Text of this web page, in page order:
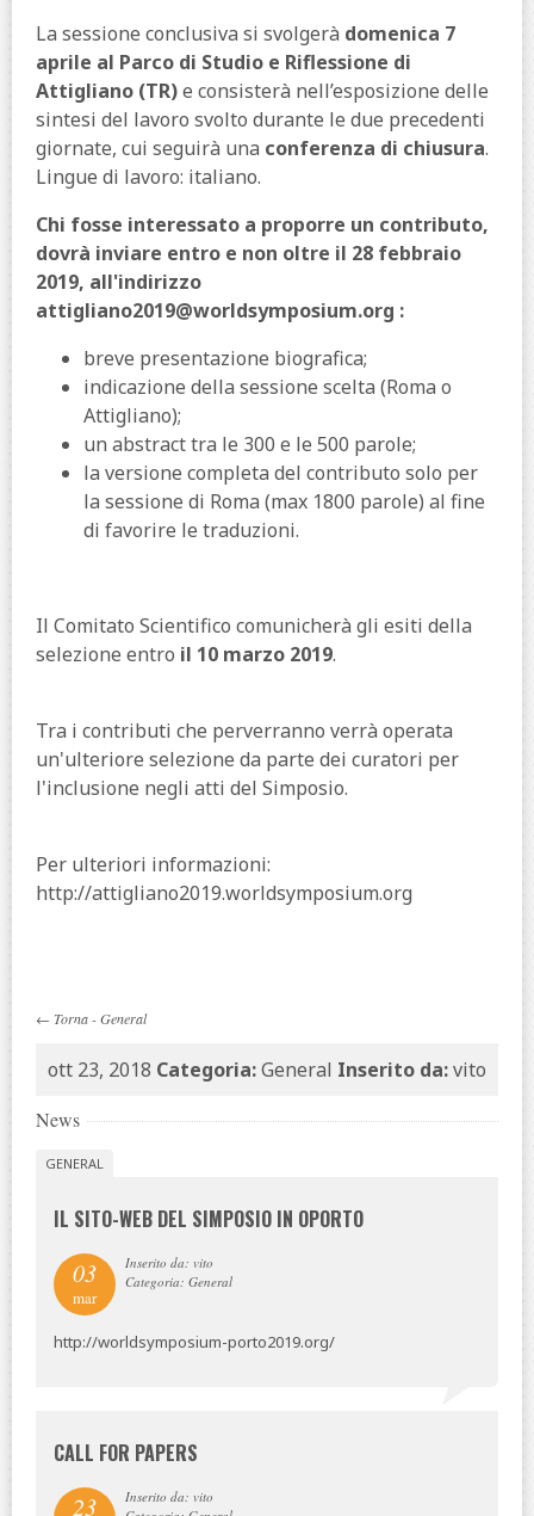
La sessione conclusiva si svolgerà domenica 7
aprile al Parco di Studio e Riflessione di
Attigliano (TR)e consisterà nell’esposizione delle
sintesi del lavoro svolto durante le due precedenti
giornate, cui seguirà una conferenza di chiusura.
Lingue di lavoro: italiano.
Chi fosse interessato a proporre un contributo,
dovrà inviare entro e non oltre il 28 febbraio
2019, all'indirizzo
attigliano2019@worldsymposium.org :
breve presentazione biografica;
indicazione della sessione scelta (Roma o
Attigliano);
un abstract tra le 300 e le 500 parole;
la versione completa del contributo solo per
la sessione di Roma (max 1800 parole) al fine
di favorire le traduzioni.
Il Comitato Scientifico comunicherà gli esiti della
selezione entro il 10 marzo 2019.
Tra i contributi che perverranno verrà operata
un'ulteriore selezione da parte dei curatori per
l'inclusione negli atti del Simposio.
Per ulteriori informazioni:
http://attigliano2019.worldsymposium.org
← Torna-General
ott 23, 2018 Categoria:General Inserito da:vito
News
GENERAL
IL SITO-WEB DEL SIMPOSIO IN OPORTO
03
mar
Inserito da: vito
Categoria: General
http://worldsymposium-porto2019.org/
CALL FOR PAPERS
23
Inserito da: vito